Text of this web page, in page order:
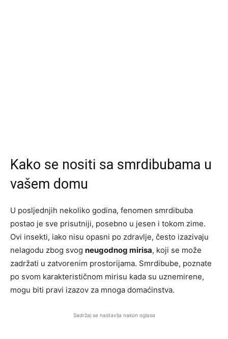
Kako se nositi sa smrdibubama u
vašem domu
U posljednjih nekoliko godina, fenomen smrdibuba
postao je sve prisutniji, posebno u jesen i tokom zime.
Ovi insekti, iako nisu opasni po zdravlje, često izazivaju
nelagodu zbog svog neugodnog mirisa, koji se može
zadržati u zatvorenim prostorijama. Smrdibube, poznate
po svom karakterističnom mirisu kada su uznemirene,
mogu biti pravi izazov za mnoga domaćinstva.
Sadržaj se nastavlja nakon oglasa